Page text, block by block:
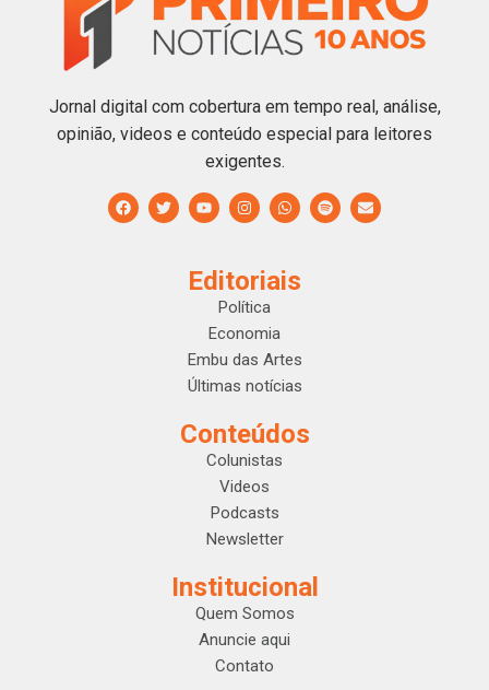
Jornal digital com cobertura em tempo real, análise,
opinião, videos e conteúdo especial para leitores
exigentes.
Editoriais
Política
Economia
Embu das Artes
Últimas notícias
Conteúdos
Colunistas
Videos
Podcasts
Newsletter
Institucional
Quem Somos
Anuncie aqui
Contato